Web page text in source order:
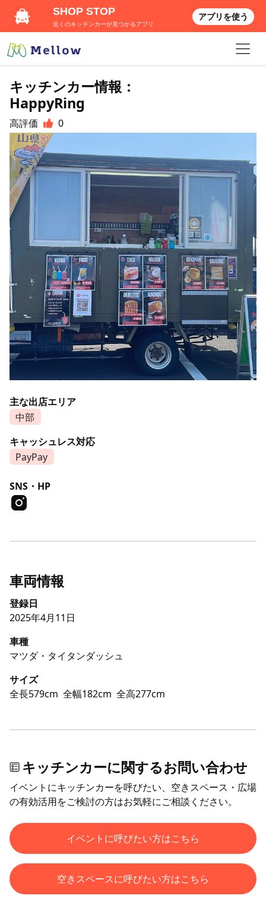
キッチンカー情報：
HappyRing
高評価 0
主な出店エリア
中部
キャッシュレス対応
PayPay
SNS・HP
車両情報
登録日
2025年4月11日
車種
マツダ・タイタンダッシュ
サイズ
全長579cm 全幅182cm 全高277cm
キッチンカーに関するお問い合わせ
イベントにキッチンカーを呼びたい、空きスペース・広場
の有効活用をご検討の方はお気軽にご相談ください。
イベントに呼びたい方はこちら
空きスペースに呼びたい方はこちら
SHOP STOP
近くのキッチンカーが見つかるアプリ
アプリを使う